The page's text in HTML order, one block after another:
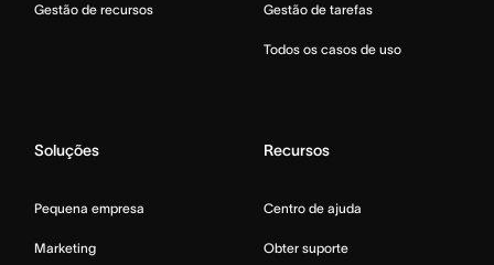
Gestão de recursos Gestão de tarefas
Todos os casos de uso
Soluções
Pequena empresa
Marketing
Recursos
Centro de ajuda
Obter suporte